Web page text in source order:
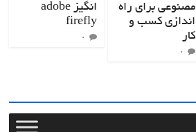
مصنوعی برای راه
اندازی کسب و
کار
۰
انگیز adobe
firefly
۰